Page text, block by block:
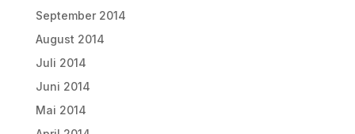
September 2014
August 2014
Juli 2014
Juni 2014
Mai 2014